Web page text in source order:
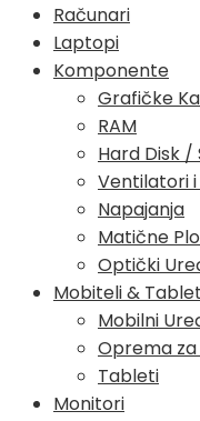
Računari
Laptopi
Komponente
Grafičke
RAM
Hard Disk /
Ventilatori
Napajanja
Matične
Optički
Mobiteli &
Mobilni
Oprema
Tableti
Monitori